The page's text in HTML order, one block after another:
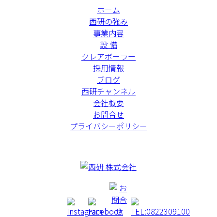
ホーム
西研の強み
事業内容
設 備
クレアボーラー
採用情報
ブログ
西研チャンネル
会社概要
お問合せ
プライバシーポリシー